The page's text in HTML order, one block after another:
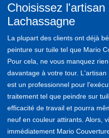
Choisissez
Lachassagne
La plupart des clients ont déjà
peinture sur tuile tel que Mario
Pour cela, ne vous manquez
davantage à votre tour.
est un professionnel pour
traitement tel que peindre sur
efficacité de travail et pourra
neuf en couleur attirants. Alors,
immédiatement Mario